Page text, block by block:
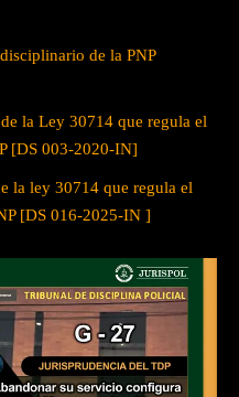
de la PNP
la Ley 30714 que regula el
[DS 003-2020-IN]
la ley 30714 que regula el
[DS 016-2025-IN ]